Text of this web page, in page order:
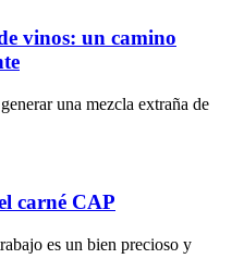
vinos: un camino
una mezcla extraña de
carné CAP
es un bien precioso y